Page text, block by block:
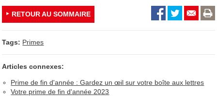
RETOUR AU SOMMAIRE
Tags: Primes
Articles connexes:
Prime de fin d'année : Gardez un œil sur votre boîte aux lettres
Votre prime de fin d'année 2023